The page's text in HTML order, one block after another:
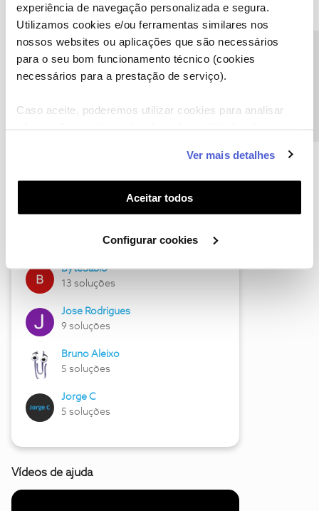
experiência de navegação personalizada e segura.
Utilizamos cookies e/ou ferramentas similares nos
nossos websites ou aplicações que são necessários
para o seu bom funcionamento técnico (cookies
necessários para a prestação de serviço).
Caso aceite, poderemos utilizar cookies para analisar
funcionalidades (cookies de personalização e
funcionalidade) e adaptar anúncios aos seus interesses
(cookies de publicidade personalizada). Pode gerir a
utilização dos cookies clicando em "Configurar
Ver mais detalhes
Aceitar todos
Configurar cookies
Descubra as novidades de julho
Hall of Fame de julho
17 soluções
ByteSábio
13 soluções
Jose Rodrigues
9 soluções
Bruno Aleixo
5 soluções
Jorge C
5 soluções
Vídeos de ajuda